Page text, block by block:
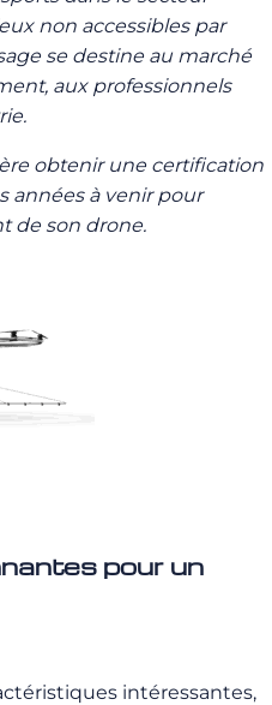
non accessibles par
se destine au marché
aux professionnels
obtenir une certification
années à venir pour
de son drone.
pour un
intéressantes,